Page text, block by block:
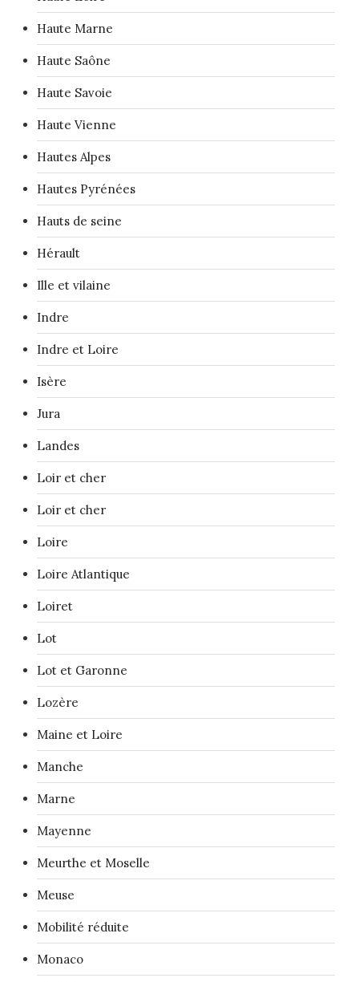
Haute Marne
Haute Saône
Haute Savoie
Haute Vienne
Hautes Alpes
Hautes Pyrénées
Hauts de seine
Hérault
Ille et vilaine
Indre
Indre et Loire
Isère
Jura
Landes
Loir et cher
Loir et cher
Loire
Loire Atlantique
Loiret
Lot
Lot et Garonne
Lozère
Maine et Loire
Manche
Marne
Mayenne
Meurthe et Moselle
Meuse
Mobilité réduite
Monaco